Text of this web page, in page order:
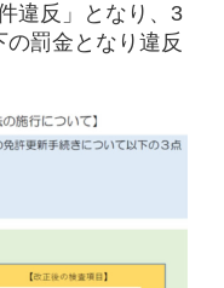
違反」となり、3
罰金となり違反